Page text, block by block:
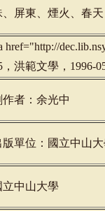
、屏東、煙火、春天
href="http://
，洪範文學，1996-
作者：余光中
版單位：國立中山
立中山大學